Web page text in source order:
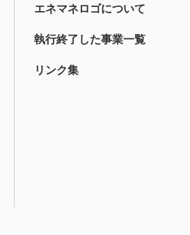
エネマネロゴについて
執行終了した事業一覧
リンク集